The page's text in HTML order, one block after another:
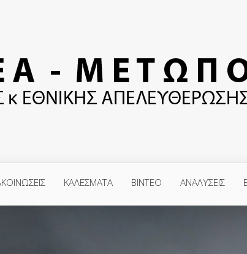
ΚΑΛΕΣΜΑΤΑ ΒΙΝΤΕΟ ΑΝΑΛΥΣΕΙΣ